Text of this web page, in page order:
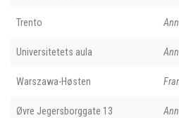
Trento
Universitetets aula
Warszawa-Høsten
Øvre Jegersborggate 13